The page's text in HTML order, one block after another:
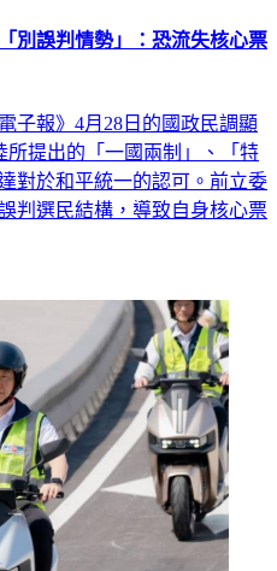
別誤判情勢」：恐流失核心票
子報》4月28日的國政民調顯
所提出的「一國兩制」、「特
對於和平統一的認可。前立委
判選民結構，導致自身核心票